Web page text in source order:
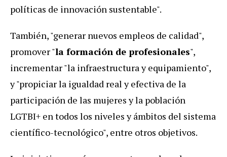
políticas de innovación sustentable".
También, "generar nuevos empleos de calidad",
promover "la formación de profesionales",
incrementar "la infraestructura y equipamiento",
y "propiciar la igualdad real y efectiva de la
participación de las mujeres y la población
LGTBI+ en todos los niveles y ámbitos del sistema
científico-tecnológico", entre otros objetivos.